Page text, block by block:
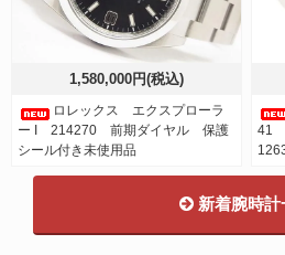
1,580,000円(税込)
ロレックス エクスプローラ
ー I 214270 前期ダイヤル 保護
シール付き未使用品
41
新着腕時計